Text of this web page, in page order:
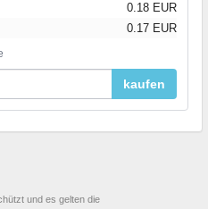
0.18 EUR
0.17 EUR
kaufen
und es gelten die